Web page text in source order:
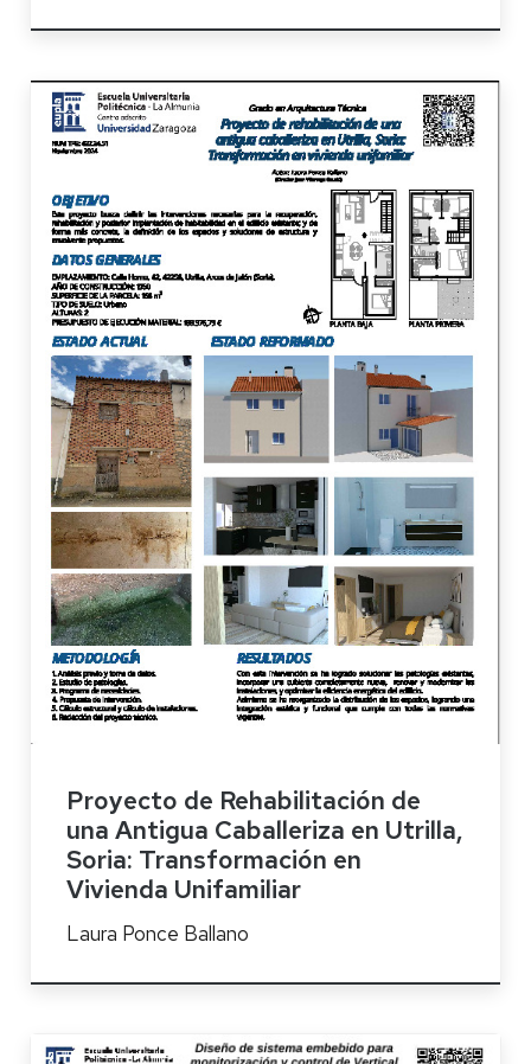
Proyecto de Rehabilitación de
una Antigua Caballeriza en Utrilla,
Soria: Transformación en
Vivienda Unifamiliar
Laura Ponce Ballano